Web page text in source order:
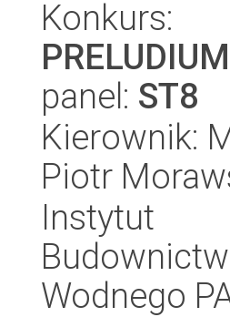
Konkurs:
panel: ST8
Kierownik:
Piotr
Instytut
Wodnego